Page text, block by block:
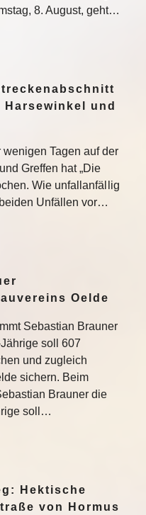
8. August, geht…
und
Tagen auf der
Greffen hat „Die
Wie unfallanfällig
Unfällen vor…
Oelde
Sebastian Brauner
soll 607
und zugleich
sichern. Beim
Brauner die
soll…
Hektische
von Hormus